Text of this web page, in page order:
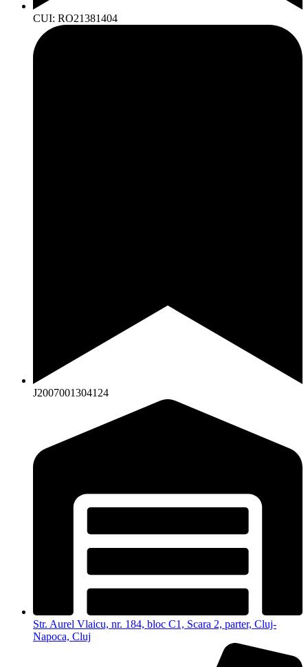
CUI: RO21381404
J2007001304124
Str. Aurel Vlaicu, nr. 184, bloc C1, Scara 2, parter, Cluj-
Napoca, Cluj